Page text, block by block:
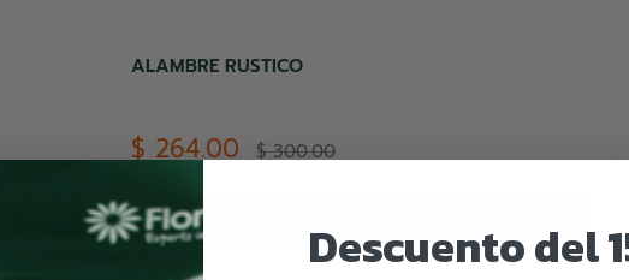
ALAMBRE RUSTICO
Precio
de
venta
$ 264.00 Precio
habitual
$ 300.00
Descuento del